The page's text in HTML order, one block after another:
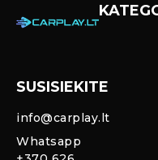
SUSISIEKITE
info@carplay.lt
Whatsapp
galinio